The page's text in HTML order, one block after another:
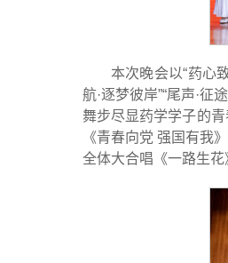
本次晚会以“药心
航·逐梦彼岸”“尾声·
舞步尽显药学学子的
《青春向党 强国有我
全体大合唱《一路生